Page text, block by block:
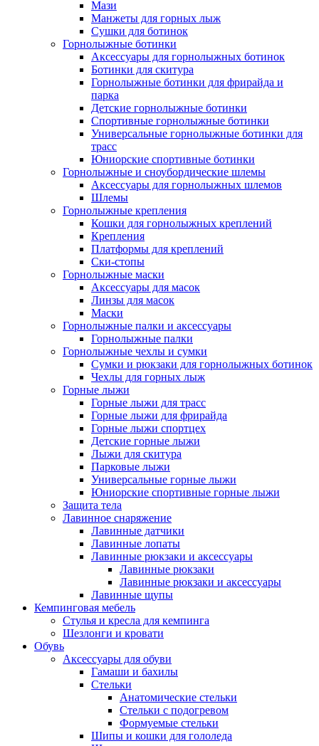
Мази
Манжеты для горных лыж
Сушки для ботинок
Горнолыжные ботинки
Аксессуары для горнолыжных ботинок
Ботинки для скитура
Горнолыжные ботинки для фрирайда и
парка
Детские горнолыжные ботинки
Спортивные горнолыжные ботинки
Универсальные горнолыжные ботинки для
трасс
Юниорские спортивные ботинки
Горнолыжные и сноубордические шлемы
Аксессуары для горнолыжных шлемов
Шлемы
Горнолыжные крепления
Кошки для горнолыжных креплений
Крепления
Платформы для креплений
Ски-стопы
Горнолыжные маски
Аксессуары для масок
Линзы для масок
Маски
Горнолыжные палки и аксессуары
Горнолыжные палки
Горнолыжные чехлы и сумки
Сумки и рюкзаки для горнолыжных ботинок
Чехлы для горных лыж
Горные лыжи
Горные лыжи для трасс
Горные лыжи для фрирайда
Горные лыжи спортцех
Детские горные лыжи
Лыжи для скитура
Парковые лыжи
Универсальные горные лыжи
Юниорские спортивные горные лыжи
Защита тела
Лавинное снаряжение
Лавинные датчики
Лавинные лопаты
Лавинные рюкзаки и аксессуары
Лавинные рюкзаки
Лавинные рюкзаки и аксессуары
Лавинные щупы
Кемпинговая мебель
Стулья и кресла для кемпинга
Шезлонги и кровати
Обувь
Аксессуары для обуви
Гамаши и бахилы
Стельки
Анатомические стельки
Стельки с подогревом
Формуемые стельки
Шипы и кошки для гололеда